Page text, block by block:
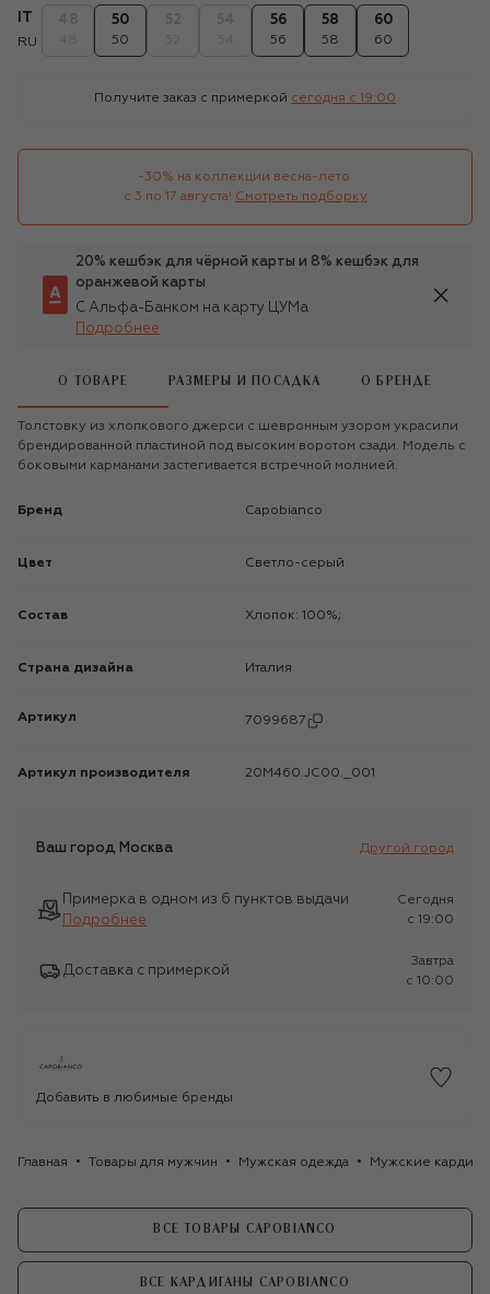
RU
50
50
56
56
58
58
60
60
Получите заказ с примеркой сегодня c 19:00
-30% на коллекции весна-лето
с 3 по 17 августа! Смотреть подборку
20% кешбэк для чёрной карты и 8% кешбэк для
оранжевой карты
С Альфа-Банком на карту ЦУМа
Подробнее
О ТОВАРЕ РАЗМЕРЫ И ПОСАДКА О БРЕНДЕ
Толстовку из хлопкового джерси с шевронным узором украсили
брендированной пластиной под высоким воротом сзади. Модель с
боковыми карманами застегивается встречной молнией.
Бренд Capobianco
Цвет Светло-серый
Состав Хлопок: 100%;
Страна дизайна Италия
Артикул 7099687
Артикул производителя 20M460.JC00._001
Ваш город Москва Другой город
Примерка в одном из 6 пунктов выдачи
Подробнее
Сегодня
c 19:00
Доставка с примеркой
Завтра
c 10:00
Добавить в любимые бренды
Главная Товары для мужчин Мужская одежда Мужские
ВСЕ ТОВАРЫ CAPOBIANCO
ВСЕ КАРДИГАНЫ CAPOBIANCO